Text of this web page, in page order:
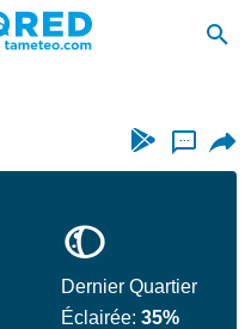
...
Dernier Quartier
Éclairée:35%